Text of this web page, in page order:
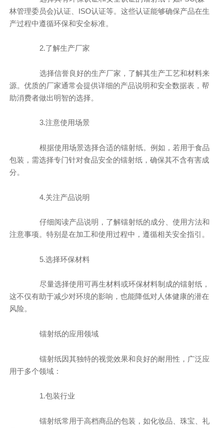
林管理委员会)认证、ISO认证等。这些认证能够确保产品在生
产过程中遵循环保和安全标准。
2.了解生产厂家
选择信誉良好的生产厂家，了解其生产工艺和材料来
源。优质的厂家通常会提供详细的产品说明和安全数据表，帮
助消费者做出明智的选择。
3.注意使用场景
根据使用场景选择合适的镭射纸。例如，若用于食品
包装，需选择专门针对食品安全的镭射纸，确保其不含有害成
分。
4.关注产品说明
仔细阅读产品说明，了解镭射纸的成分、使用方法和
注意事项。特别是在加工和使用过程中，遵循相关安全指引。
5.选择环保材料
尽量选择使用可再生材料或环保材料制成的镭射纸，
这不仅有助于减少对环境的影响，也能降低对人体健康的潜在
风险。
镭射纸的应用领域
镭射纸因其独特的视觉效果和良好的耐用性，广泛应
用于多个领域：
1.包装行业
镭射纸常用于高档商品的包装，如化妆品、珠宝、礼